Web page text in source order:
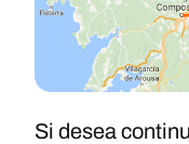
Si desea